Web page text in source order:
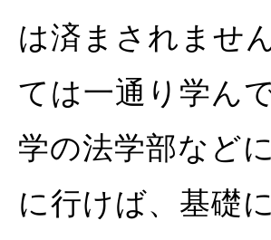
は済まされませ
ては一通り学ん
学の法学部など
に行けば、基礎